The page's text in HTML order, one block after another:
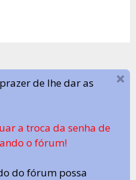
de lhe dar as
a troca da senha de
o fórum!
do fórum possa